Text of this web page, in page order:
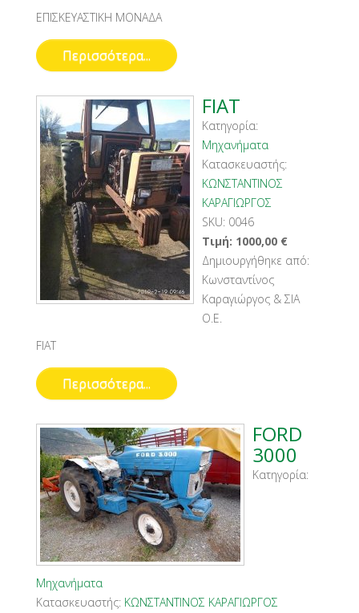
ΕΠΙΣΚΕΥΑΣΤΙΚΗ ΜΟΝΑΔΑ
Περισσότερα...
FIAT
Κατηγορία:
Μηχανήματα
Κατασκευαστής:
ΚΩΝΣΤΑΝΤΙΝΟΣ
ΚΑΡΑΓΙΩΡΓΟΣ
SKU: 0046
Τιμή: 1000,00 €
Δημιουργήθηκε από:
Κωνσταντίνος
Καραγιώργος & ΣΙΑ
Ο.Ε.
FIAT
Περισσότερα...
FORD
3000
Κατηγορία:
Μηχανήματα
Κατασκευαστής: ΚΩΝΣΤΑΝΤΙΝΟΣ ΚΑΡΑΓΙΩΡΓΟΣ